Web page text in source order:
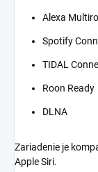
Alexa
Spotify
TIDAL
Roon Ready
DLNA
Zariadenie je
Apple Siri.